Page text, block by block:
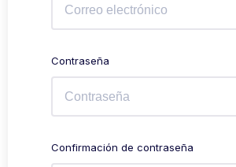
Contraseña
Confirmación de contraseña